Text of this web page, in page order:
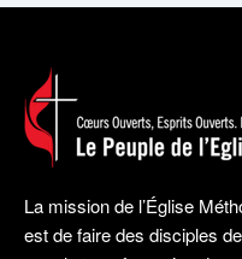
La mission de l’Église
est de faire des disciples